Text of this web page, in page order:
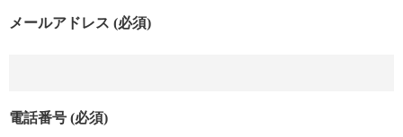
メールアドレス (必須)
電話番号 (必須)